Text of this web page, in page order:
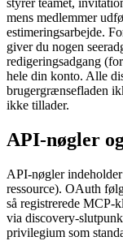
styrer teamet,
mens medlemmer
estimeringsarbejde.
giver du nogen
redigeringsadgang
hele din konto. Alle
brugergrænsefladen
ikke tillader.
API-nøgler
API-nøgler
ressource). OAuth
så registrerede MCP-
via discovery-
privilegium som